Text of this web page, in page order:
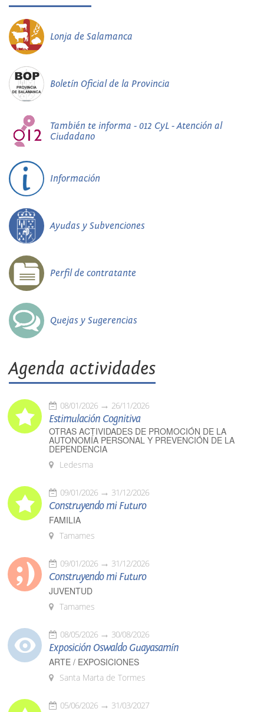
Lonja de Salamanca
Boletín Oficial de la Provincia
También te informa - 012 CyL - Atención al
Ciudadano
Información
Ayudas y Subvenciones
Perfil de contratante
Quejas y Sugerencias
Agenda actividades
08/01/2026 26/11/2026
Estimulación Cognitiva
OTRAS ACTIVIDADES DE PROMOCIÓN DE LA
AUTONOMÍA PERSONAL Y PREVENCIÓN DE LA
DEPENDENCIA
Ledesma
09/01/2026 31/12/2026
Construyendo mi Futuro
FAMILIA
Tamames
09/01/2026 31/12/2026
Construyendo mi Futuro
JUVENTUD
Tamames
08/05/2026 30/08/2026
Exposición Oswaldo Guayasamín
ARTE / EXPOSICIONES
Santa Marta de Tormes
05/06/2026 31/03/2027